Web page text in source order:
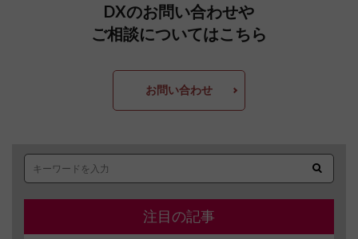
DXのお問い合わせや
ご相談についてはこちら
お問い合わせ
注目の記事